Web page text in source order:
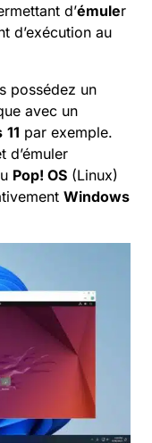
d’émuler
d’exécution au
possédez un
avec un
11 par exemple.
d’émuler
Pop! OS (Linux)
Windows